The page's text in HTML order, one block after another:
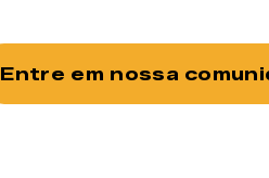
Entre em nossa